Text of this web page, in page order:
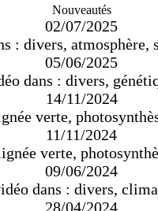
Nouveautés
02/07/2025
: divers, atmosphère,
05/06/2025
dans : divers,
14/11/2024
verte,
11/11/2024
verte,
09/06/2024
dans : divers,
28/04/2024